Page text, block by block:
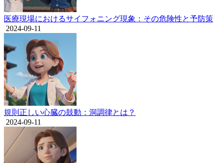
医療現場におけるサイフォニング現象：その危険性と予防策
2024-09-11
規則正しい心臓の鼓動：洞調律とは？
2024-09-11